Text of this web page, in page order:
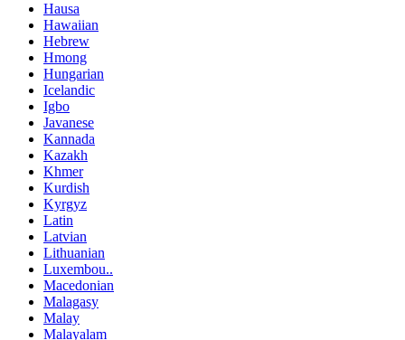
Hausa
Hawaiian
Hebrew
Hmong
Hungarian
Icelandic
Igbo
Javanese
Kannada
Kazakh
Khmer
Kurdish
Kyrgyz
Latin
Latvian
Lithuanian
Luxembou..
Macedonian
Malagasy
Malay
Malayalam